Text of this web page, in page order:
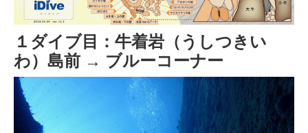
１ダイブ目：牛着岩（うしつきい
わ）島前 → ブルーコーナー